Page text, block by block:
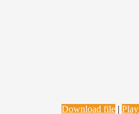
Download file |